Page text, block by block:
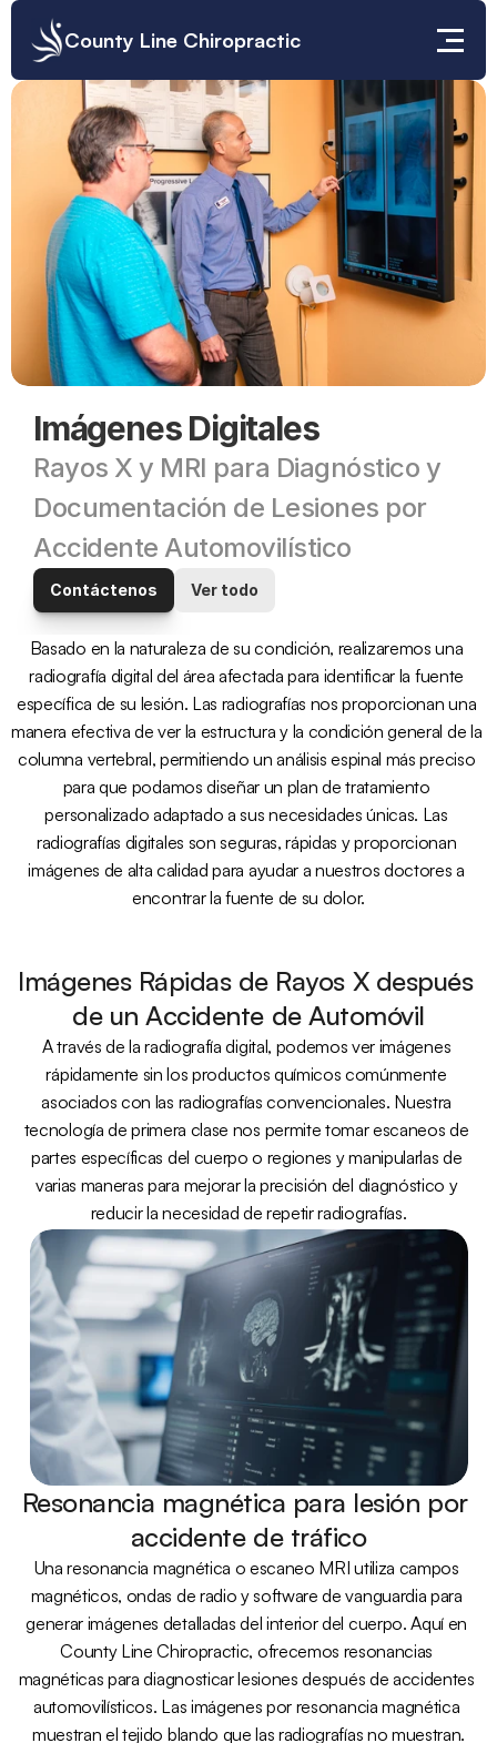
County Line Chiropractic
Imágenes Digitales
Rayos X y MRI para Diagnóstico y
Documentación de Lesiones por
Accidente Automovilístico
Contáctenos Ver todo
Basado en la naturaleza de su condición, realizaremos una
radiografía digital del área afectada para identificar la fuente
específica de su lesión. Las radiografías nos proporcionan una
manera efectiva de ver la estructura y la condición general de la
columna vertebral, permitiendo un análisis espinal más preciso
para que podamos diseñar un plan de tratamiento
personalizado adaptado a sus necesidades únicas. Las
radiografías digitales son seguras, rápidas y proporcionan
imágenes de alta calidad para ayudar a nuestros doctores a
encontrar la fuente de su dolor.
Imágenes Rápidas de Rayos X después
de un Accidente de Automóvil
A través de la radiografía digital, podemos ver imágenes
rápidamente sin los productos químicos comúnmente
asociados con las radiografías convencionales. Nuestra
tecnología de primera clase nos permite tomar escaneos de
partes específicas del cuerpo o regiones y manipularlas de
varias maneras para mejorar la precisión del diagnóstico y
reducir la necesidad de repetir radiografías.
Resonancia magnética para lesión por
accidente de tráfico
Una resonancia magnética o escaneo MRI utiliza campos
magnéticos, ondas de radio y software de vanguardia para
generar imágenes detalladas del interior del cuerpo. Aquí en
County Line Chiropractic, ofrecemos resonancias
magnéticas para diagnosticar lesiones después de accidentes
automovilísticos. Las imágenes por resonancia magnética
muestran el tejido blando que las radiografías no muestran.